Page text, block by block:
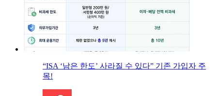
“ISA ‘남은 한도’ 사라질 수 있다” 기존 가입자 주
목!